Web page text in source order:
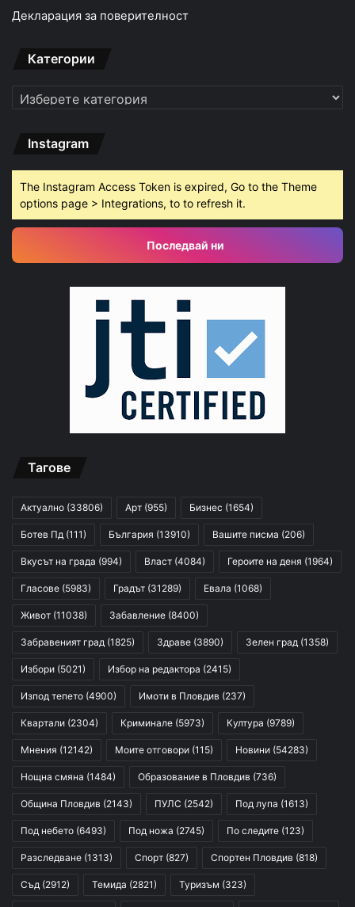
Декларация за поверителност
Категории
Категории
Instagram
The Instagram Access Token is expired, Go to the Theme
options page > Integrations, to to refresh it.
Последвай ни
Тагове
Актуално (33806) Арт (955) Бизнес (1654)
Ботев Пд (111) България (13910) Вашите писма (206)
Вкусът на града (994) Власт (4084) Героите на деня (1964)
Гласове (5983) Градът (31289) Евала (1068)
Живот (11038) Забавление (8400)
Забравеният град (1825) Здраве (3890) Зелен град (1358)
Избори (5021) Избор на редактора (2415)
Изпод тепето (4900) Имоти в Пловдив (237)
Квартали (2304) Криминале (5973) Култура (9789)
Мнения (12142) Моите отговори (115) Новини (54283)
Нощна смяна (1484) Образование в Пловдив (736)
Община Пловдив (2143) ПУЛС (2542) Под лупа (1613)
Под небето (6493) Под ножа (2745) По следите (123)
Разследване (1313) Спорт (827) Спортен Пловдив (818)
Съд (2912) Темида (2821) Туризъм (323)